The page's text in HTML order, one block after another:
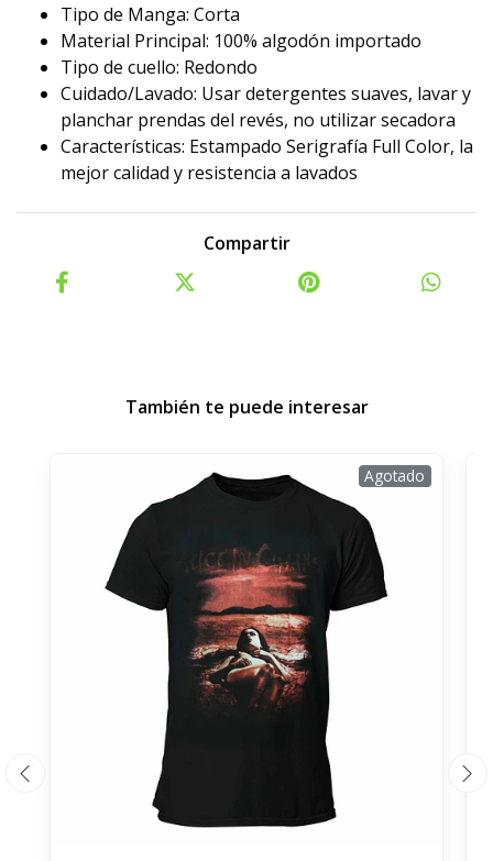
Tipo de Manga: Corta
Material Principal: 100% algodón importado
Tipo de cuello: Redondo
Cuidado/Lavado: Usar detergentes suaves, lavar y
planchar prendas del revés, no utilizar secadora
Características: Estampado Serigrafía Full Color, la
mejor calidad y resistencia a lavados
Compartir
También te puede interesar
Agotado